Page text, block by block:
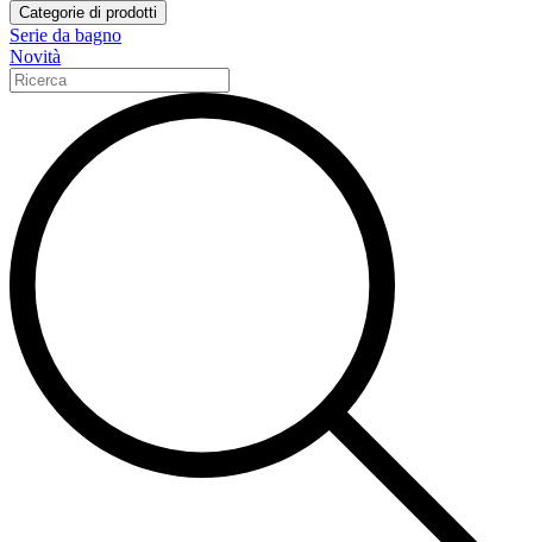
Categorie di prodotti
Serie da bagno
Novità